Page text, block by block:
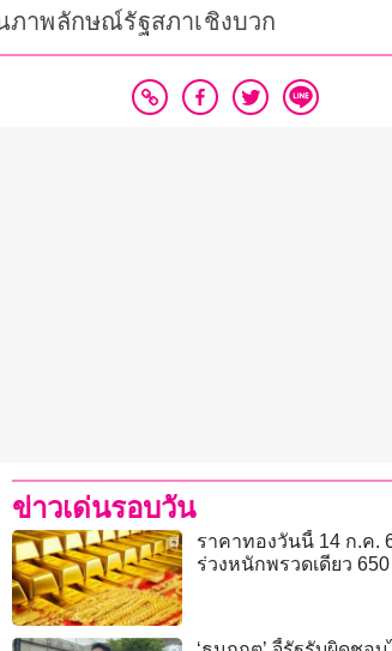
าพลักษณ์รัฐสภาเชิงบวก
ข่าวเด่นรอบวัน
ราคาทองวันนี้ 14 ก.ค.
ร่วงหนักพรวดเดียว